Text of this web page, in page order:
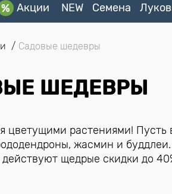
Акции NEW Семена
Садовые шедевры
ШЕДЕВРЫ
цветущими растениями! Пусть
жасмин и
действуют щедрые скидки до